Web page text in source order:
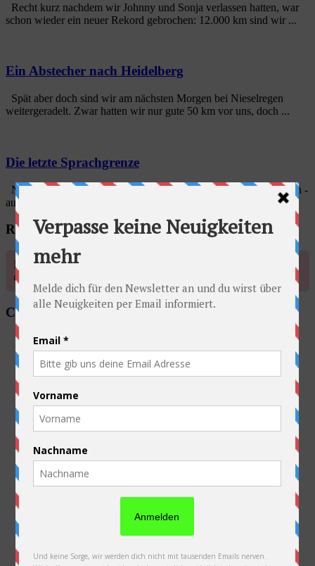
Recht kurz nachdem wir Johnny und Sonja verlassen hatten, war
schon wieder ein neuer Rekord gebrochen: 12.000 km sind wir ...
Ein Abstecher nach Heidelberg
Spät aber doch sind wir am nächsten Morgen bei Nieselregen
weitergeradelt. Zwar hatten wir nur gute 50 km vor uns, doch ...
Die letzte Sprachgrenze
Nach einer erholsamen Nacht haben wir uns - natürlich im Regen -
auf den Weg zum Bahnhof gemacht. Und nach kurzer Zeit ...
Radschlag auf Facebook
No account found, Please enter the account ID available in the
dashboard
Categories
Allgemein
Ausrüstung
Australien
Belgien
China
Deutschland
Frankreich
Laos
Neuseeland
Slowakei